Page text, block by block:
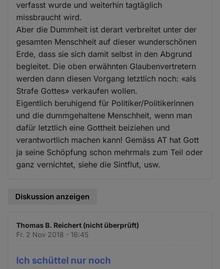
verfasst wurde und weiterhin tagtäglich
missbraucht wird.
Aber die Dummheit ist derart verbreitet unter der
gesamten Menschheit auf dieser wunderschönen
Erde, dass sie sich damit selbst in den Abgrund
begleitet. Die oben erwähnten Glaubenvertretern
werden dann diesen Vorgang letztlich noch: «als
Strafe Gottes» verkaufen wollen.
Eigentlich beruhigend für Politiker/Politikerinnen
und die dummgehaltene Menschheit, wenn man
dafür letztlich eine Gottheit beiziehen und
verantwortlich machen kann! Gemäss AT hat Gott
ja seine Schöpfung schon mehrmals zum Teil oder
ganz vernichtet, siehe die Sintflut, usw.
Diskussion anzeigen
Thomas B. Reichert (nicht überprüft)
Fr. 2 Nov 2018 - 16:45
Ich schüttel nur noch